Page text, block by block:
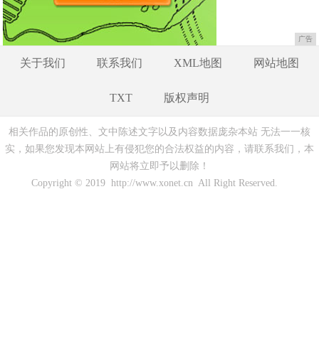
广告
关于我们 联系我们 XML地图 网站地图
TXT 版权声明
相关作品的原创性、文中陈述文字以及内容数据庞杂本站 无法一一核
实，如果您发现本网站上有侵犯您的合法权益的内容，请联系我们，本
网站将立即予以删除！
Copyright © 2019 http://www.xonet.cn All Right Reserved.